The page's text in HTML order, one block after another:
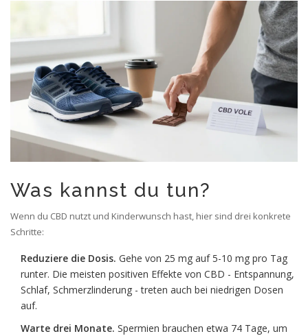
Was kannst du tun?
Wenn du CBD nutzt und Kinderwunsch hast, hier sind drei konkrete
Schritte:
Reduziere die Dosis. Gehe von 25 mg auf 5-10 mg pro Tag
runter. Die meisten positiven Effekte von CBD - Entspannung,
Schlaf, Schmerzlinderung - treten auch bei niedrigen Dosen
auf.
Warte drei Monate. Spermien brauchen etwa 74 Tage, um